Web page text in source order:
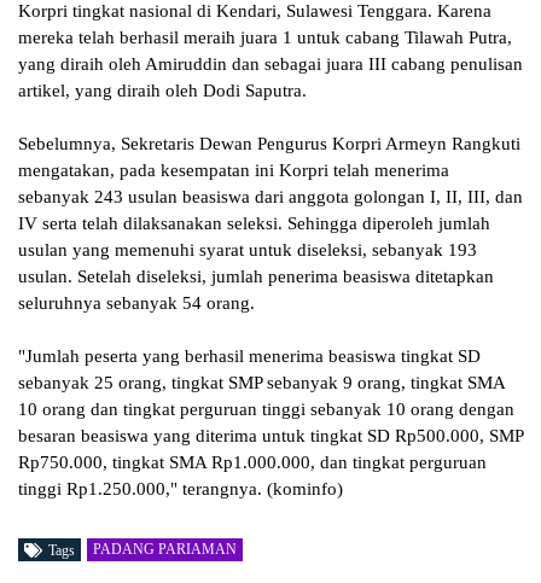
Korpri tingkat nasional di Kendari, Sulawesi Tenggara. Karena
mereka telah berhasil meraih juara 1 untuk cabang Tilawah Putra,
yang diraih oleh Amiruddin dan sebagai juara III cabang penulisan
artikel, yang diraih oleh Dodi Saputra.
Sebelumnya, Sekretaris Dewan Pengurus Korpri Armeyn Rangkuti
mengatakan, pada kesempatan ini Korpri telah menerima
sebanyak 243 usulan beasiswa dari anggota golongan I, II, III, dan
IV serta telah dilaksanakan seleksi. Sehingga diperoleh jumlah
usulan yang memenuhi syarat untuk diseleksi, sebanyak 193
usulan. Setelah diseleksi, jumlah penerima beasiswa ditetapkan
seluruhnya sebanyak 54 orang.
"Jumlah peserta yang berhasil menerima beasiswa tingkat SD
sebanyak 25 orang, tingkat SMP sebanyak 9 orang, tingkat SMA
10 orang dan tingkat perguruan tinggi sebanyak 10 orang dengan
besaran beasiswa yang diterima untuk tingkat SD Rp500.000, SMP
Rp750.000, tingkat SMA Rp1.000.000, dan tingkat perguruan
tinggi Rp1.250.000," terangnya. (kominfo)
Tags PADANG PARIAMAN